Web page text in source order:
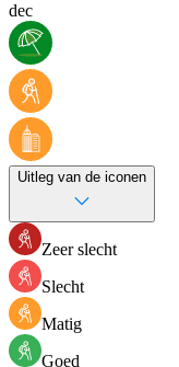
dec
Uitleg van de iconen
Zeer slecht
Slecht
Matig
Goed